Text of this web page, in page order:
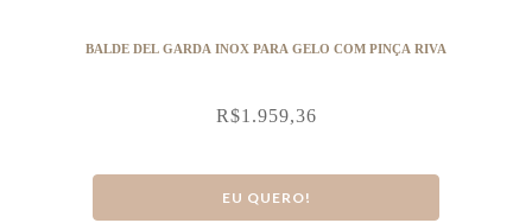
BALDE DEL GARDA INOX PARA GELO COM PINÇA RIVA
R$1.959,36
EU QUERO!